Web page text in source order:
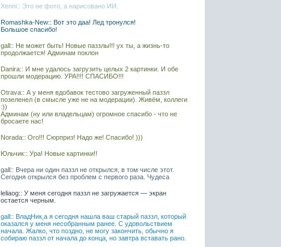
Xenni:: Это не фото, а нарисовано ИИ.
Romashka-New:: Вот это даа! Лед тронулся!
Большое спасибо!
gall:: Не может быть! Новые паззлы!!! ух ты, а жизнь-то
продолжается! Админам поклон
Danira:: И мне удалось загрузить целых 2 картинки. И обе
прошли модерацию. УРА!!!! СПАСИБО!!!
Otrava:: А у меня вдобавок тестово загруженный паззл
позеленел (в смысле уже не на модерации). Живём, коллеги
:))
Админам (ну или владельцам) огромное спасибо - что не
бросаете нас!
Norada:: Ого!!! Сюрприз! Надо же! Спасибо! )))
Юльчик:: Ура! Новые картинки!!
gall:: Вчера ни один паззл не открылся, в том числе этот.
Сегодня открылся без проблем с первого раза. Чудеса
leliaog:: У меня сегодня паззл не загружается — экран
остается черным.
gall:: ВладНик,а я сегодня нашла ваш старый паззл, который
оказался у меня несобранным ранее. С удовольствием
начала. Жалко, что поздно, не могу закончить, обычно я
собираю паззл от начала до конца, но завтра вставать рано.